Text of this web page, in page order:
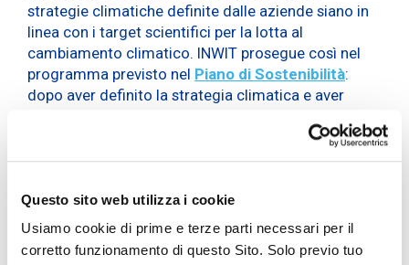
Questo sito web utilizza i cookie
Usiamo cookie di prime e terze parti necessari per il
corretto funzionamento di questo Sito. Solo previo tuo
strategie climatiche definite dalle aziende siano in
linea con i target scientifici per la lotta al
cambiamento climatico. INWIT prosegue così nel
programma previsto nel Piano di Sostenibilità:
dopo aver definito la strategia climatica e aver
l’impresa a sviluppare una visione strategica di
lungo periodo che consideri i rischi e le opportunità
del target da parte di SBTi rappresenta un ulteriore
step verso il raggiungimento della carbon neutrality
entro il 2025.